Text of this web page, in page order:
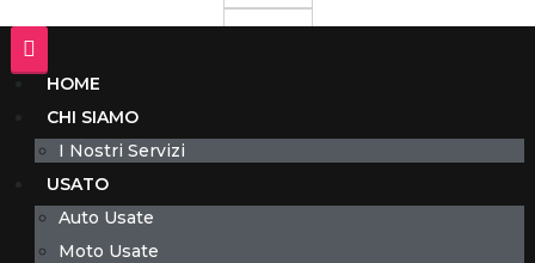
HOME
CHI SIAMO
I Nostri Servizi
USATO
Auto Usate
Moto Usate